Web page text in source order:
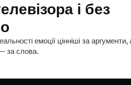
і без
емоції цінніші за аргументи,
за слова.